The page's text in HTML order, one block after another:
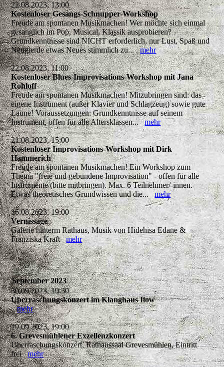
22.08.2023, 13:00
Kostenloser Gesangs-Schnupper-Workshop
Freude am spontanen Musikmachen! Wer möchte sich einmal
gesanglich im Pop, Musical, Klassik ausprobieren?
Grundkenntnisse sind NICHT erforderlich, nur Lust, Spaß und
Neugierde etwas Neues stimmlich zu...mehr
22.08.2023, 11:00
Kostenloser Blues-Improvisations-Workshop mit Jana
Rohloff
Freude am spontanen Musikmachen! Mitzubringen sind: das
eigene Instrument (außer Klavier und Schlagzeug) sowie gute
Laune! Voraussetzungen: Grundkenntnisse auf seinem
Instrument, offen für alle Altersklassen...mehr
21.08.2023, 15:00
Kostenloser Improvisations-Workshop mit Dirk
Hammerich
Freude am spontanen Musikmachen! Ein Workshop zum
Thema "freie und gebundene Improvisation" - offen für alle
Instrumente (bitte mitbringen). Max. 6 Teilnehmer/-innen.
Etwas theoretisches Grundwissen und die...mehr
16.08.2023, 19:00
Vernissage
Galerie hinterm Rathaus, Musik von Hidehisa Edane &
Franziska Kraftmehr
September 2023
30.09.2023, 19:30
Überraschungskonzert im Klanghaus Ilow
mehr
29.09.2023, 19:00
6. Grevesmühlener Exzellenzkonzert
Überraschungskonzert, Rathaussaal Grevesmühlen, Eintritt
freimehr